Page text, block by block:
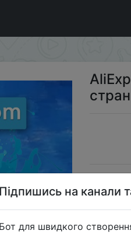
для Украины и стран
Підпишись на канали
Бот для швидкого